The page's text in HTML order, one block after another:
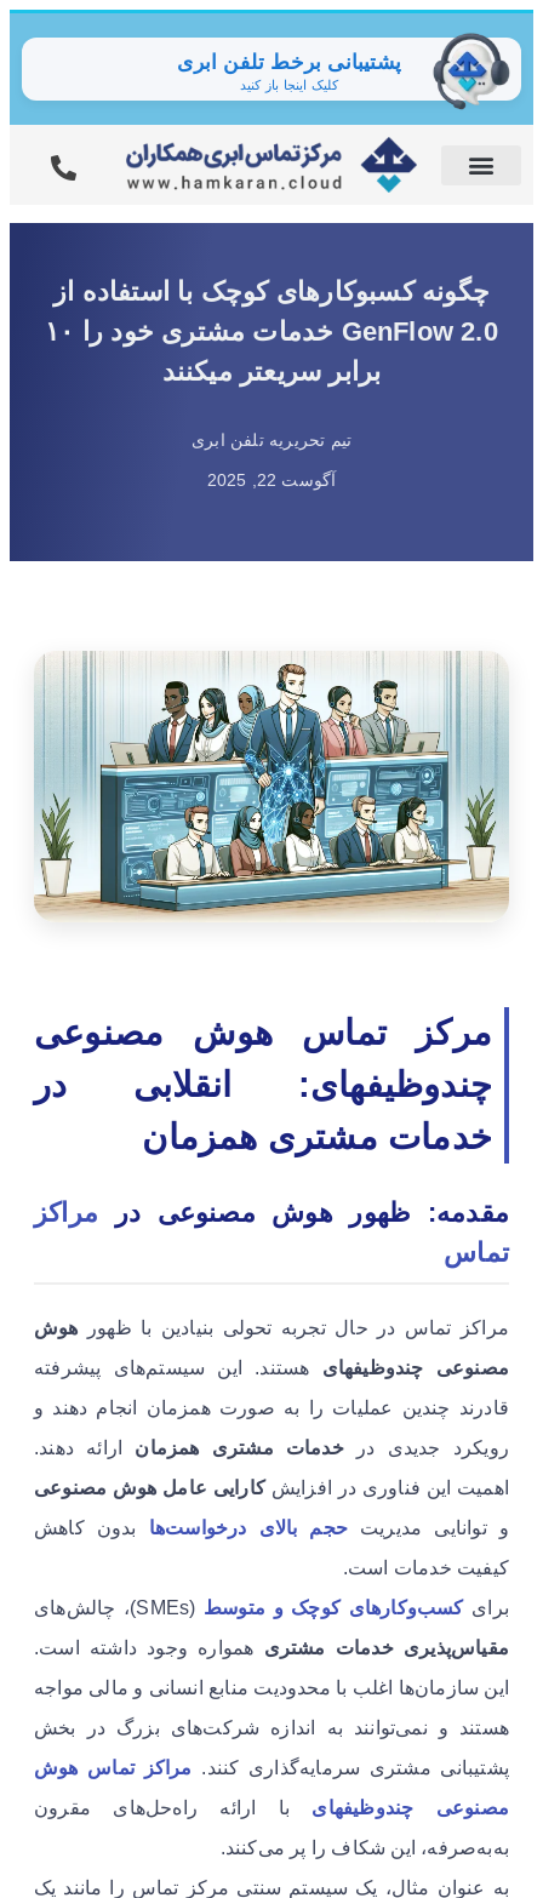
پشتیبانی برخط تلفن ابری
کلیک اینجا باز کنید
چگونه کسبوکارهای کوچک با استفاده از
GenFlow 2.0 خدمات مشتری خود را ۱۰
برابر سریعتر میکنند
تیم تحریریه تلفن ابری
آگوست 22, 2025
مرکز تماس هوش مصنوعی
چندوظیفهای: انقلابی در
خدمات مشتری همزمان
مقدمه: ظهور هوش مصنوعی در مراکز
تماس
مراکز تماس در حال تجربه تحولی بنیادین با ظهور هوش
مصنوعی چندوظیفهای هستند. این سیستم‌های پیشرفته
قادرند چندین عملیات را به صورت همزمان انجام دهند و
رویکرد جدیدی درخدمات مشتری همزمان ارائه دهند.
اهمیت این فناوری در افزایشکارایی عامل هوش مصنوعی
و توانایی مدیریت حجم بالای درخواست‌ها بدون کاهش
کیفیت خدمات است.
برایکسب‌وکارهای کوچک و متوسط (SMEs)، چالش‌های
مقیاس‌پذیری خدمات مشتری همواره وجود داشته است.
این سازمان‌ها اغلب با محدودیت منابع انسانی و مالی مواجه
هستند و نمی‌توانند به اندازه شرکت‌های بزرگ در بخش
پشتیبانی مشتری سرمایه‌گذاری کنند. مراکز تماس هوش
مصنوعی چندوظیفهای با ارائه راه‌حل‌های مقرون
به‌به‌صرفه، این شکاف را پر می‌کنند.
به عنوان مثال، یک سیستم سنتی مرکز تماس را مانند یک